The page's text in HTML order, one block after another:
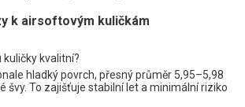
k airsoftovým kuličkám
kvalitní?
hladký povrch, přesný průměr 5,95–5,98
švy. To zajišťuje stabilní let a minimální riziko